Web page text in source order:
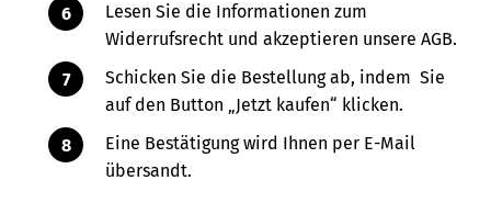
Lesen Sie die Informationen zum
Widerrufsrecht und akzeptieren unsere AGB.
Schicken Sie die Bestellung ab, indem Sie
auf den Button „Jetzt kaufen“ klicken.
Eine Bestätigung wird Ihnen per E-Mail
übersandt.